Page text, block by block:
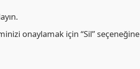
onaylamak için “Sil” seçeneğine